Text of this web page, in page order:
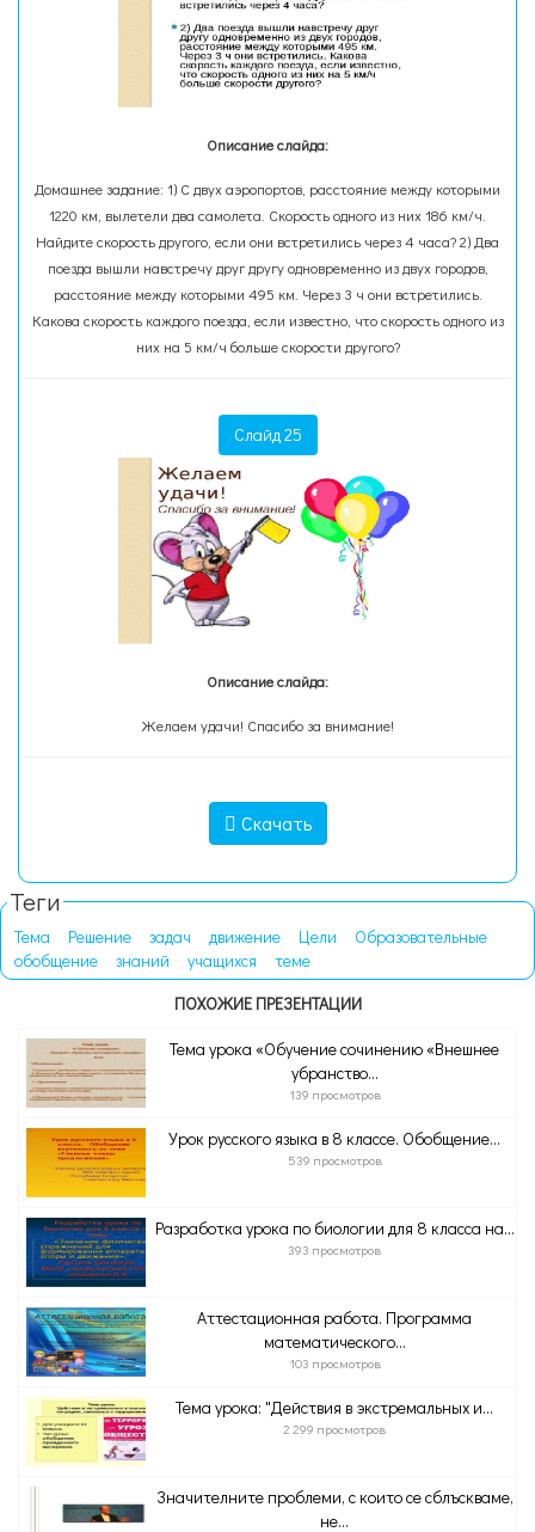
Описание слайда:
Домашнее задание: 1) С двух аэропортов, расстояние между которыми
1220 км, вылетели два самолета. Скорость одного из них 186 км/ч.
Найдите скорость другого, если они встретились через 4 часа? 2) Два
поезда вышли навстречу друг другу одновременно из двух городов,
расстояние между которыми 495 км. Через 3 ч они встретились.
Какова скорость каждого поезда, если известно, что скорость одного из
них на 5 км/ч больше скорости другого?
Слайд 25
Описание слайда:
Желаем удачи! Спасибо за внимание!
Скачать
Теги
Тема Решение задач движение Цели
Образовательные
обобщение
знаний учащихся
теме
ПОХОЖИЕ ПРЕЗЕНТАЦИИ
Тема урока «Обучение сочинению «Внешнее
убранство...
139 просмотров
Урок русского языка в 8 классе. Обобщение...
539 просмотров
Разработка урока по биологии для 8 класса на...
393 просмотров
Аттестационная работа. Программа
математического...
103 просмотров
Тема урока: "Действия в экстремальных и...
2 299 просмотров
Значителните проблеми, с които се сблъскваме,
не...